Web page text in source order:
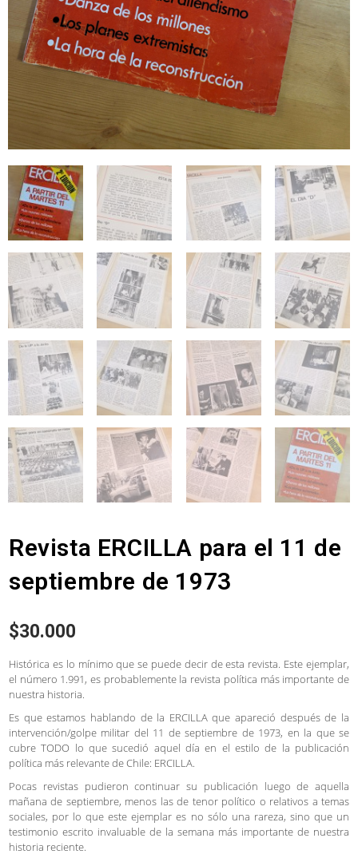
Revista ERCILLA para el 11 de
septiembre de 1973
$30.000
Histórica es lo mínimo que se puede decir de esta revista. Este ejemplar,
el número 1.991, es probablemente la revista política más importante de
nuestra historia.
Es que estamos hablando de la ERCILLA que apareció después de la
intervención/golpe militar del 11 de septiembre de 1973, en la que se
cubre TODO lo que sucedió aquel día en el estilo de la publicación
política más relevante de Chile: ERCILLA.
Pocas revistas pudieron continuar su publicación luego de aquella
mañana de septiembre, menos las de tenor político o relativos a temas
sociales, por lo que este ejemplar es no sólo una rareza, sino que un
testimonio escrito invaluable de la semana más importante de nuestra
historia reciente.